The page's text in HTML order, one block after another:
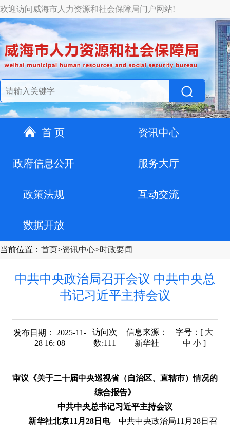
欢迎访问威海市人力资源和社会保障局门户网站!
首 页 资讯中心
政府信息公开 服务大厅
政策法规 互动交流
数据开放
当前位置 ： 首页>资讯中心>时政要闻
中共中央政治局召开会议 中共中央总
书记习近平主持会议
发布日期： 2025-11-
28 16: 08
访问次
数:111
信息来源：
新华社
字号 ：[ 大
中 小 ]
审议《关于二十届中央巡视省（自治区、直辖市）情况的
综合报告》
中共中央总书记习近平主持会议
新华社北京11月28日电中共中央政治局11月28日召